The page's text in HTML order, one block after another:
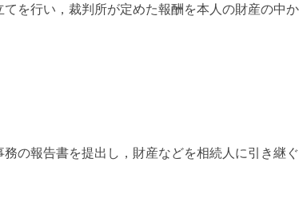
を行い，裁判所が定めた報酬を本人の財産の中
の報告書を提出し，財産などを相続人に引き継